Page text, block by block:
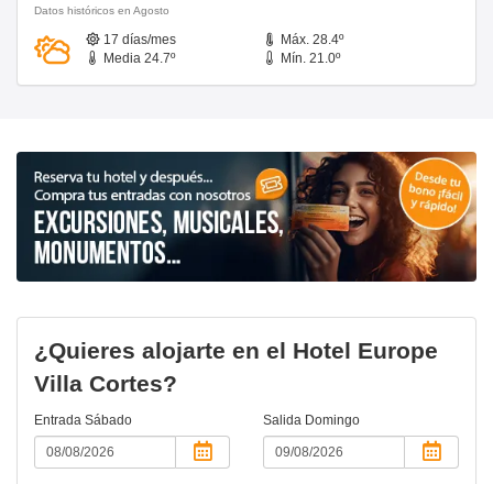
Datos históricos en Agosto
17 días/mes
Máx. 28.4º
Media 24.7º
Mín. 21.0º
¿Quieres alojarte en el Hotel Europe
Villa Cortes?
Entrada Sábado Salida Domingo